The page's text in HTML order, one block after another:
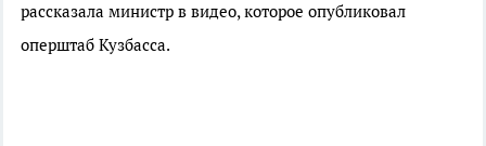
рассказала министр в видео, которое опубликовал
оперштаб Кузбасса.